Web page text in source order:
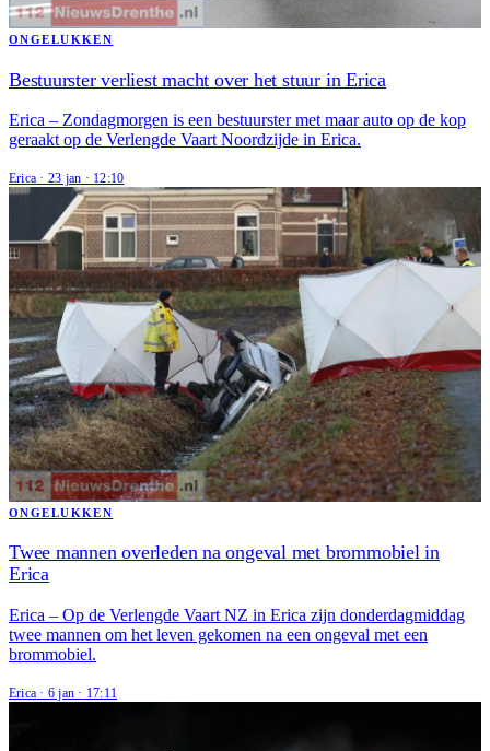
ONGELUKKEN
Bestuurster verliest macht over het stuur in Erica
Erica – Zondagmorgen is een bestuurster met maar auto op de kop
geraakt op de Verlengde Vaart Noordzijde in Erica.
Erica · 23 jan · 12:10
ONGELUKKEN
Twee mannen overleden na ongeval met brommobiel in
Erica
Erica – Op de Verlengde Vaart NZ in Erica zijn donderdagmiddag
twee mannen om het leven gekomen na een ongeval met een
brommobiel.
Erica · 6 jan · 17:11